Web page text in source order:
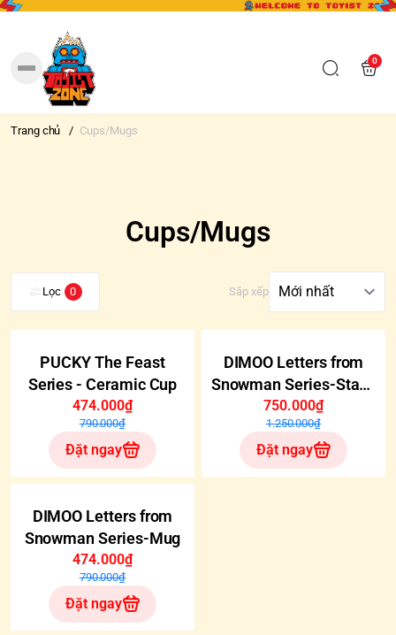
0
Trang chủ / Cups/Mugs
Cups/Mugs
Lọc 0 Sắp xếp
-40%
PUCKY The Feast
Series - Ceramic Cup
474.000₫
790.000₫
Đặt ngay
-40%
DIMOO Letters from
Snowman Series-Stack
Cup Gift Box
750.000₫
1.250.000₫
Đặt ngay
-40%
DIMOO Letters from
Snowman Series-Mug
474.000₫
790.000₫
Đặt ngay